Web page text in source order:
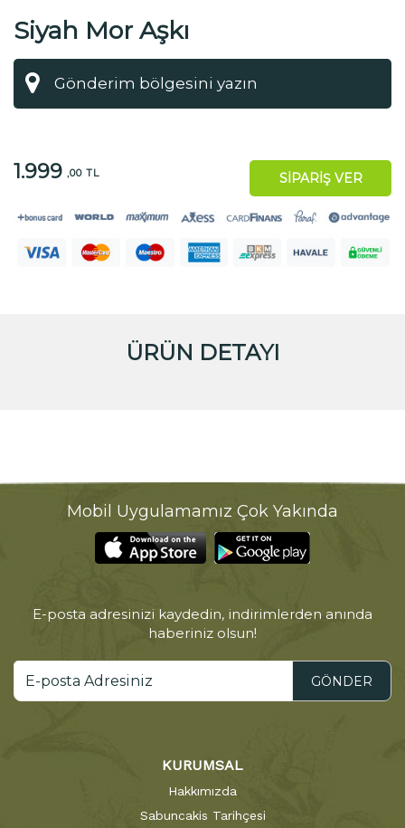
Siyah Mor Aşkı
1.999 ,00 TL SİPARİŞ VER
ÜRÜN DETAYI
Mobil Uygulamamız Çok Yakında
E-posta adresinizi kaydedin, indirimlerden anında
haberiniz olsun!
GÖNDER
KURUMSAL
Hakkımızda
Sabuncakis Tarihçesi